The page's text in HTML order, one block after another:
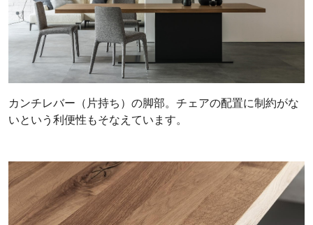
カンチレバー（片持ち）の脚部。チェアの配置に制約がな
いという利便性もそなえています。